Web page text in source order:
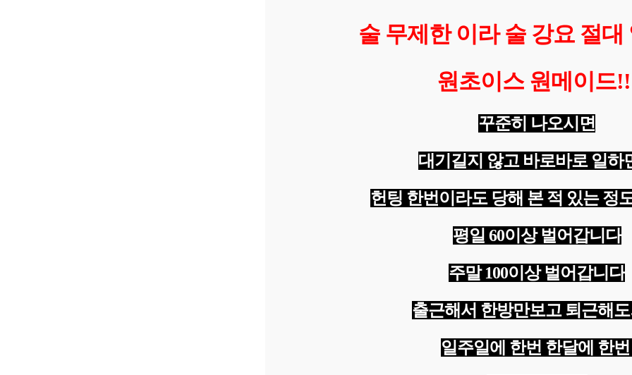
술 무제한 이라 술 강요 절
원초이스 원메이드
꾸준히 나오시면
대기길지 않고 바로바로 일하
헌팅 한번이라도 당해 본 적 있는 정
평일 60이상 벌어갑니다
주말 100이상 벌어갑니다
출근해서 한방만보고 퇴근해
일주일에 한번 한달에 한